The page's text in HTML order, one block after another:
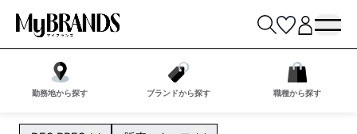
勤務地から探す ブランドから探す 職種から探す